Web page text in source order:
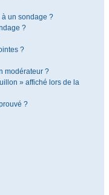
à un sondage ?
?
?
modérateur ?
» affiché lors de la
?